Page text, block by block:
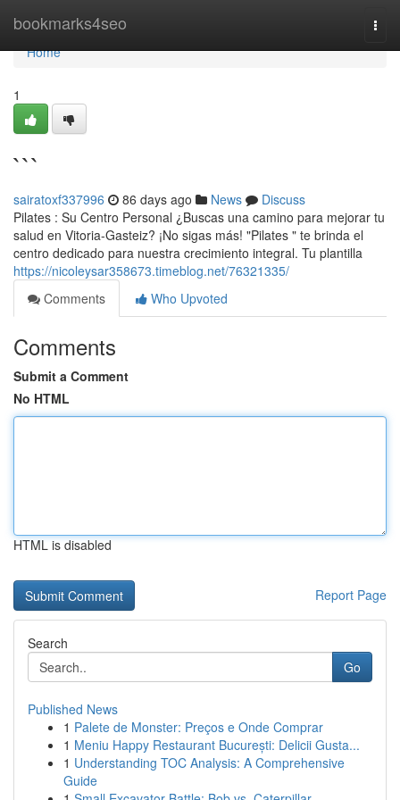
bookmarks4seo
Home
Home
1
```
sairatoxf337996 86 days ago News
Discuss
Pilates : Su Centro Personal ¿Buscas una camino para mejorar tu
salud en Vitoria-Gasteiz? ¡No sigas más! "Pilates " te brinda el
centro dedicado para nuestra crecimiento integral. Tu plantilla
https://nicoleysar358673.timeblog.net/76321335/
Comments
Who Upvoted
Comments
Submit a Comment
No HTML
HTML is disabled
Report Page
Search
Go
Published News
1 Palete de Monster: Preços e Onde Comprar
1 Meniu Happy Restaurant București: Delicii Gusta...
1 Understanding TOC Analysis: A Comprehensive
Guide